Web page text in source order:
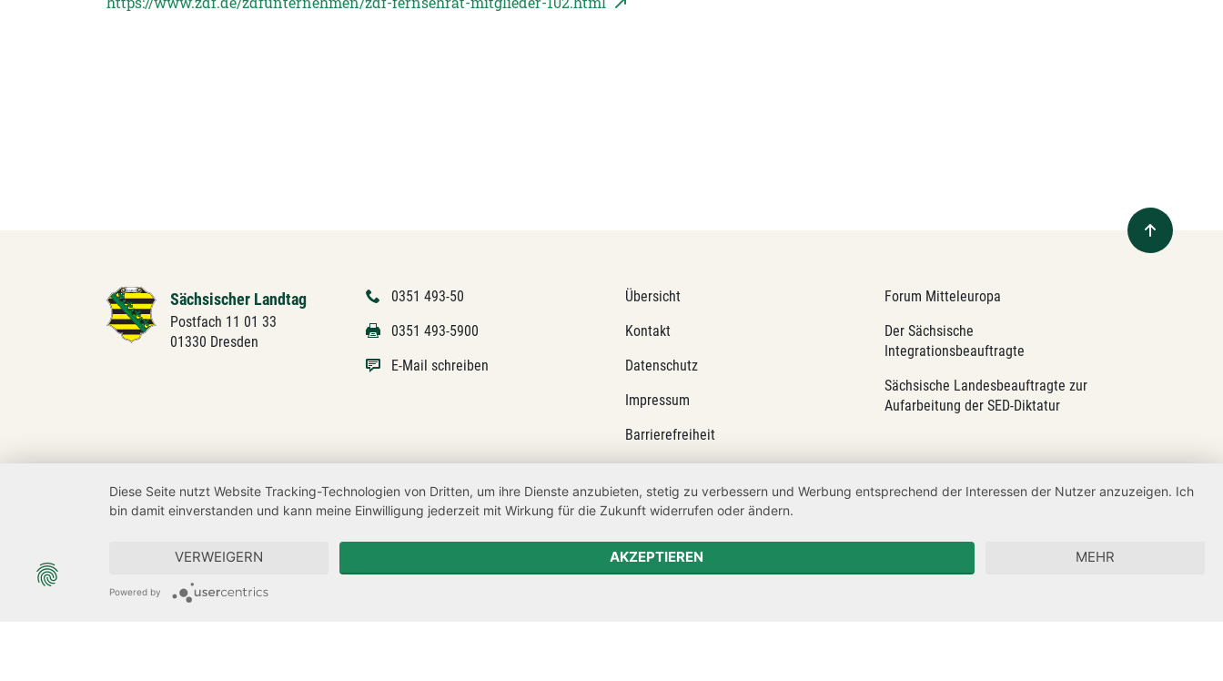
Sächsischer Landtag
Postfach 11 01 33
01330 Dresden
0351 493-50
0351 493-5900
E-Mail schreiben
Übersicht
Kontakt
Datenschutz
Impressum
Barrierefreiheit
Netiquette
Transparenzanspruch
Hinweisgeberschutz
Forum Mitteleuropa
Der Sächsische
Integrationsbeauftragte
Sächsische Landesbeauftragte zur
Aufarbeitung der SED-Diktatur
Diese Seite nutzt Website Tracking-Technologien von Dritten, um ihre Dienste anzubieten, stetig zu verbessern und Werbung entsprechend der Interessen der Nutzer anzuzeigen. Ich
bin damit einverstanden und kann meine Einwilligung jederzeit mit Wirkung für die Zukunft widerrufen oder ändern.
VERWEIGERN AKZEPTIEREN MEHR
Powered by